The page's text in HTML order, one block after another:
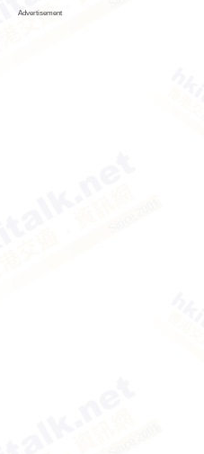
Advertisement